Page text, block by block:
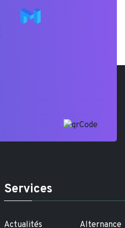
Services
Actualités Alternance